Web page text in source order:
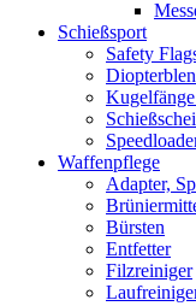
Schießsport
Safety
Waffenpflege
Adapter,
Bürsten
Entfetter
Filzreiniger